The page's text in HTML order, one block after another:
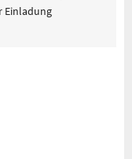
Einladung